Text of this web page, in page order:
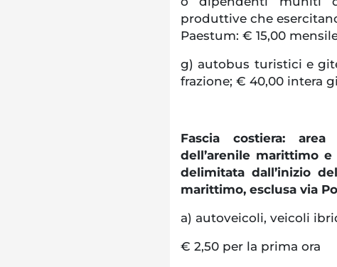
produttive che
Paestum: € 15,00
g) autobus turistici e
frazione; € 40,00 intera
Fascia costiera:
dell’arenile marittimo
delimitata dall’inizio
marittimo, esclusa via
a) autoveicoli, veicoli
€ 2,50 per la prima ora